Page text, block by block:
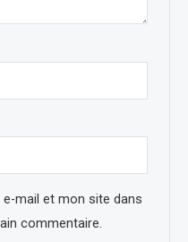
mail et mon site dans
commentaire.